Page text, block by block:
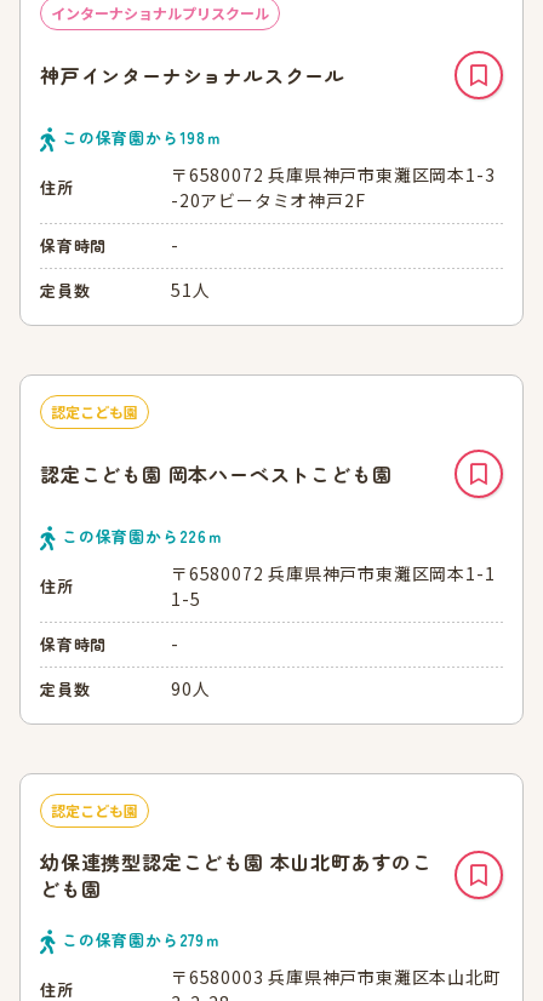
インターナショナルプリスクール
神戸インターナショナルスクール
この保育園から198ｍ
住所
〒6580072 兵庫県神戸市東灘区岡本1-3
-20アビータミオ神戸2F
保育時間 -
定員数 51人
認定こども園
認定こども園 岡本ハーベストこども園
この保育園から 226ｍ
住所
〒6580072 兵庫県神戸市東灘区岡本1-1
1-5
保育時間 -
定員数 90人
認定こども園
幼保連携型認定こども園 本山北町あすのこ
ども園
この保育園から 279ｍ
住所
〒6580003 兵庫県神戸市東灘区本山北町